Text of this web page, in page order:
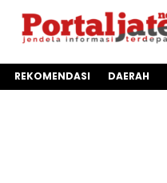
REKOMENDASI DAERAH